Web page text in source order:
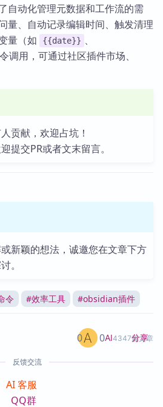
自动化管理元数据和工作流的需
量、自动记录编辑时间、触发清理
量（如
{{date}} 、
调用，可通过社区插件市场、
贡献，欢迎占坑！
提交PR或者文末留言。
新颖的想法，诚邀您在文章下方
。
令 #效率工具 #obsidian插件
AI4347篇文章
0 0 分享
反馈交流
AI 客服
QQ群